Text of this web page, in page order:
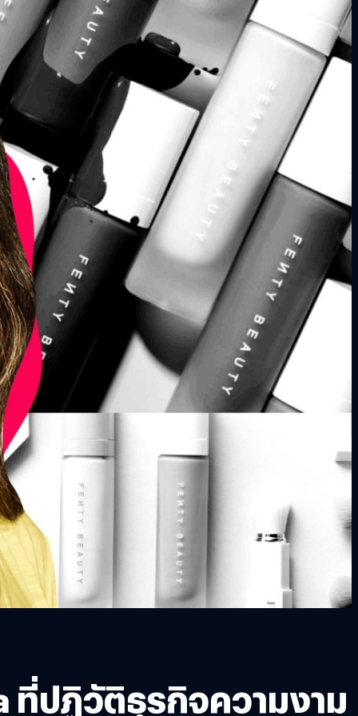
ที่ปฏิวัติธุรกิจความงาม